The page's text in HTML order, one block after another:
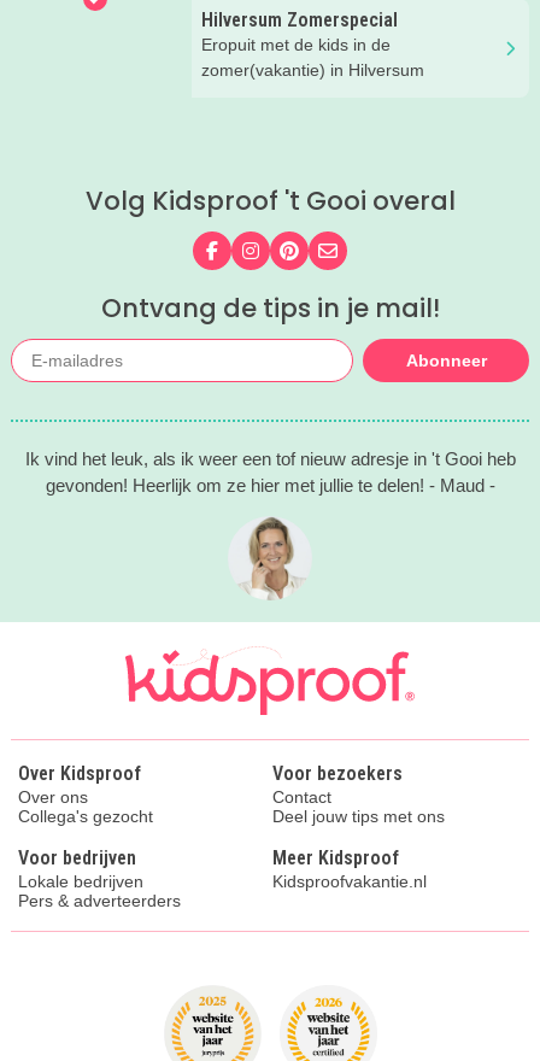
Hilversum Zomerspecial
Eropuit met de kids in de
zomer(vakantie) in Hilversum
Volg Kidsproof 't Gooi overal
Volg ons op Facebook
Volg ons op Instagram
Volg ons op Pinterest
Mail ons
Ontvang de tips in je mail!
Abonneer
Ik vind het leuk, als ik weer een tof nieuw adresje in 't Gooi heb
gevonden! Heerlijk om ze hier met jullie te delen! - Maud -
Over Kidsproof
Over ons
Collega's gezocht
Voor bezoekers
Contact
Deel jouw tips met ons
Voor bedrijven
Lokale bedrijven
Pers & adverteerders
Meer Kidsproof
Kidsproofvakantie.nl